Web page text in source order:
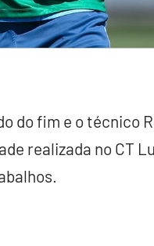
do fim e o técnico
realizada no CT